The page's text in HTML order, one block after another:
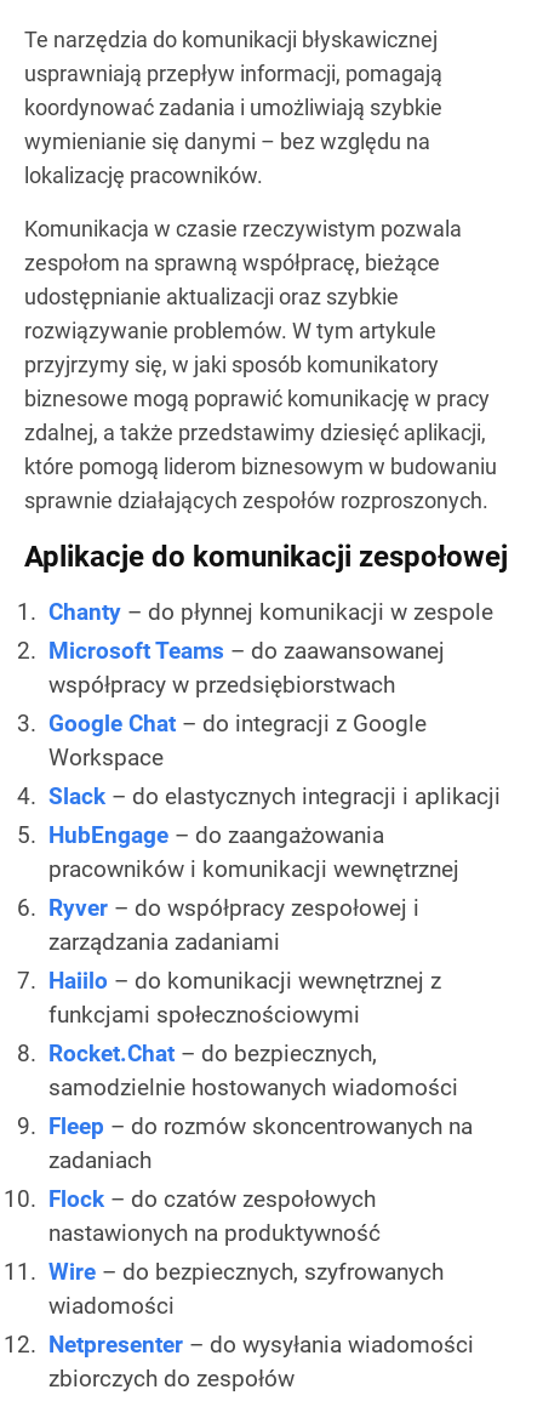
Te narzędzia do komunikacji błyskawicznej
usprawniają przepływ informacji, pomagają
koordynować zadania i umożliwiają szybkie
wymienianie się danymi – bez względu na
lokalizację pracowników.
Komunikacja w czasie rzeczywistym pozwala
zespołom na sprawną współpracę, bieżące
udostępnianie aktualizacji oraz szybkie
rozwiązywanie problemów. W tym artykule
przyjrzymy się, w jaki sposób komunikatory
biznesowe mogą poprawić komunikację w pracy
zdalnej, a także przedstawimy dziesięć aplikacji,
które pomogą liderom biznesowym w budowaniu
sprawnie działających zespołów rozproszonych.
Aplikacje do komunikacji zespołowej
Chanty – do płynnej komunikacji w zespole
Microsoft Teams – do zaawansowanej
współpracy w przedsiębiorstwach
Google Chat – do integracji z Google
Workspace
Slack – do elastycznych integracji i aplikacji
HubEngage – do zaangażowania
pracowników i komunikacji wewnętrznej
Ryver – do współpracy zespołowej i
zarządzania zadaniami
Haiilo – do komunikacji wewnętrznej z
funkcjami społecznościowymi
Rocket.Chat – do bezpiecznych,
samodzielnie hostowanych wiadomości
Fleep – do rozmów skoncentrowanych na
zadaniach
Flock – do czatów zespołowych
nastawionych na produktywność
Wire – do bezpiecznych, szyfrowanych
wiadomości
Netpresenter – do wysyłania wiadomości
zbiorczych do zespołów